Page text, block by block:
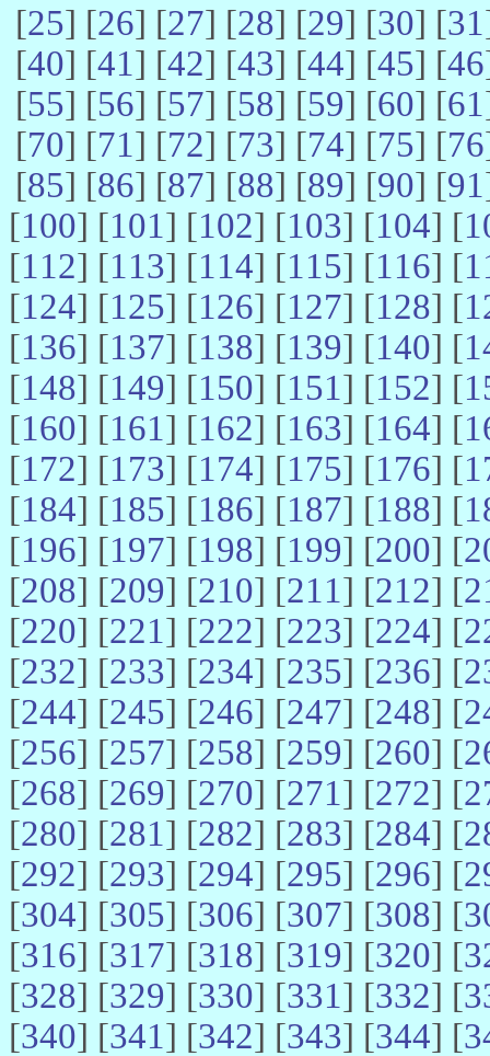
[25] [26] [27] [28] [29] [30] [31
[40] [41] [42] [43] [44] [45] [46
[55] [56] [57] [58] [59] [60] [61
[70] [71] [72] [73] [74] [75] [76
[85] [86] [87] [88] [89] [90] [91
[100] [101] [102] [103] [104] [
[112] [113] [114] [115] [116] [
[124] [125] [126] [127] [128] [
[136] [137] [138] [139] [140] [
[148] [149] [150] [151] [152] [
[160] [161] [162] [163] [164] [
[172] [173] [174] [175] [176] [
[184] [185] [186] [187] [188] [
[196] [197] [198] [199] [200] [
[208] [209] [210] [211] [212] [
[220] [221] [222] [223] [224] [
[232] [233] [234] [235] [236] [
[244] [245] [246] [247] [248] [
[256] [257] [258] [259] [260] [
[268] [269] [270] [271] [272] [
[280] [281] [282] [283] [284] [
[292] [293] [294] [295] [296] [
[304] [305] [306] [307] [308] [
[316] [317] [318] [319] [320] [
[328] [329] [330] [331] [332] [
[340] [341] [342] [343] [344] [